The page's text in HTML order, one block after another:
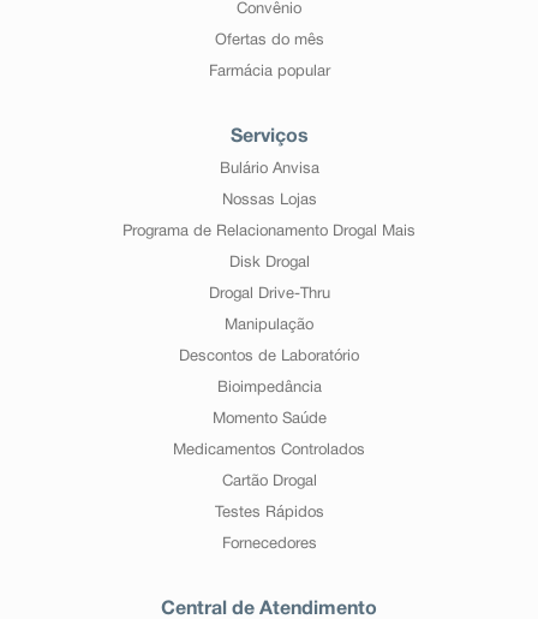
Convênio
Ofertas do mês
Farmácia popular
Serviços
Bulário Anvisa
Nossas Lojas
Programa de Relacionamento Drogal Mais
Disk Drogal
Drogal Drive-Thru
Manipulação
Descontos de Laboratório
Bioimpedância
Momento Saúde
Medicamentos Controlados
Cartão Drogal
Testes Rápidos
Fornecedores
Central de Atendimento